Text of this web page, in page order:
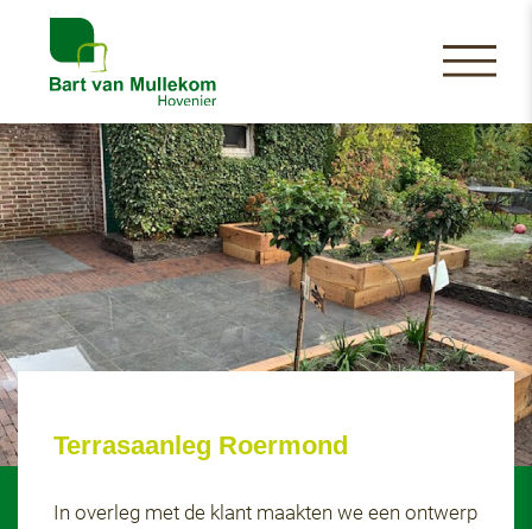
Terrasaanleg Roermond
In overleg met de klant maakten we een ontwerp